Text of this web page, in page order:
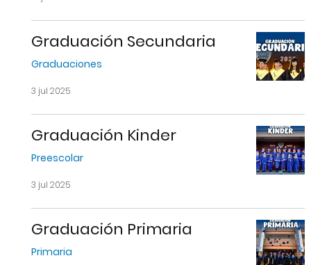
Graduación Secundaria
Graduaciones
3 jul 2025
Graduación Kinder
Preescolar
3 jul 2025
Graduación Primaria
Primaria